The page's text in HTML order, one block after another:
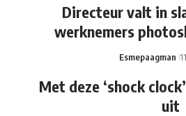
Directeur valt in
werknemers
Esmepaagman
Met deze ‘shock
uit